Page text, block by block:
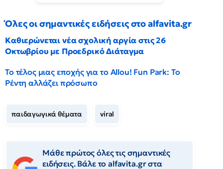
Όλες οι σημαντικές ειδήσεις στο alfavita.gr
Καθιερώνεται νέα σχολική αργία στις 26
Οκτωβρίου με Προεδρικό Διάταγμα
Το τέλος μιας εποχής για το Allou! Fun Park: Το
Ρέντη αλλάζει πρόσωπο
παιδαγωγικά θέματα viral
Μάθε πρώτος όλες τις σημαντικές
ειδήσεις. Βάλε το alfavita.gr στα